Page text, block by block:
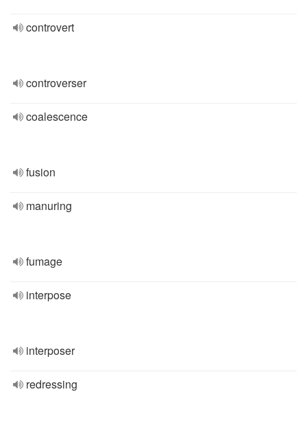
controvert
controverser
coalescence
fusion
manuring
fumage
interpose
interposer
redressing